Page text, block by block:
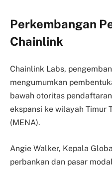
Perkembangan
Chainlink
Chainlink Labs,
mengumumkan
bawah otoritas
ekspansi ke wilayah Timur
(MENA).
Angie Walker, Kepala
perbankan dan pasar